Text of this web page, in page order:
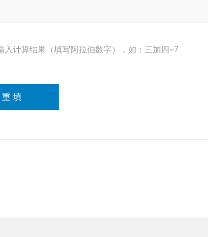
入计算结果（填写阿拉伯数字），如：三加四=7